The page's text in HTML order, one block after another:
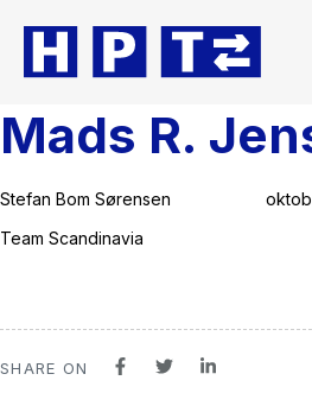
Mads R.
Author
Stefan Bom Sørensen
Published
on:
Published
in:
Team Scandinavia
SHARE ON